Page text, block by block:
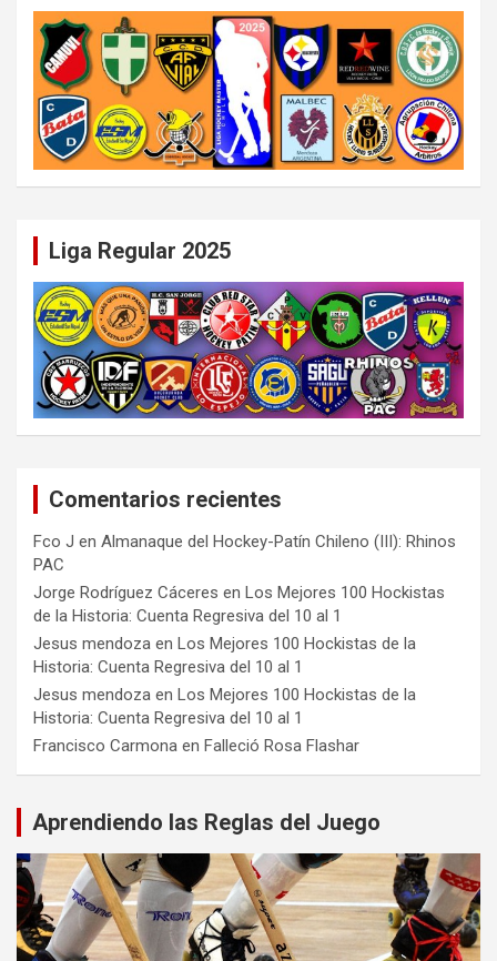
Liga Regular 2025
Comentarios recientes
Fco J en Almanaque del Hockey-Patín Chileno (III): Rhinos
PAC
Jorge Rodríguez Cáceres en Los Mejores 100 Hockistas
de la Historia: Cuenta Regresiva del 10 al 1
Jesus mendoza en Los Mejores 100 Hockistas de la
Historia: Cuenta Regresiva del 10 al 1
Jesus mendoza en Los Mejores 100 Hockistas de la
Historia: Cuenta Regresiva del 10 al 1
Francisco Carmona en Falleció Rosa Flashar
Aprendiendo las Reglas del Juego